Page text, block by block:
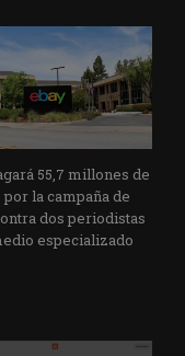
55,7 millones de
la campaña de
dos periodistas
especializado